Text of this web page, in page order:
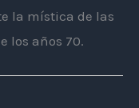
la mística de las
los años 70.